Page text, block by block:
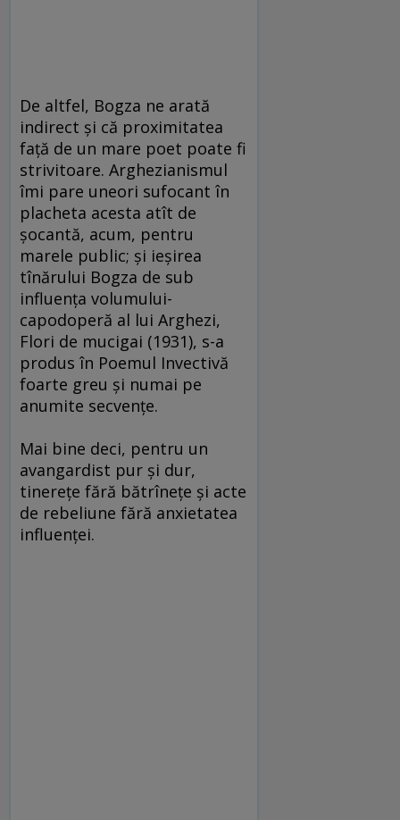
De altfel, Bogza ne arată
indirect şi că proximitatea
faţă de un mare poet poate fi
strivitoare. Arghezianismul
îmi pare uneori sufocant în
placheta acesta atît de
şocantă, acum, pentru
marele public; şi ieşirea
tînărului Bogza de sub
influenţa volumului-
capodoperă al lui Arghezi,
Flori de mucigai (1931), s-a
produs în Poemul Invectivă
foarte greu şi numai pe
anumite secvenţe.
Mai bine deci, pentru un
avangardist pur şi dur,
tinereţe fără bătrîneţe şi acte
de rebeliune fără anxietatea
influenţei.